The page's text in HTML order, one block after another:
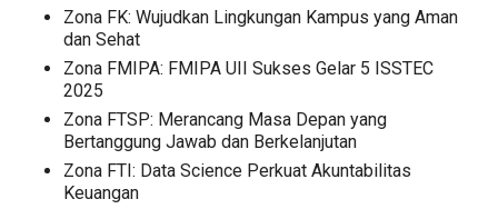
Zona FK: Wujudkan Lingkungan Kampus yang Aman
dan Sehat
Zona FMIPA: FMIPA UII Sukses Gelar 5 ISSTEC
2025
Zona FTSP: Merancang Masa Depan yang
Bertanggung Jawab dan Berkelanjutan
Zona FTI: Data Science Perkuat Akuntabilitas
Keuangan